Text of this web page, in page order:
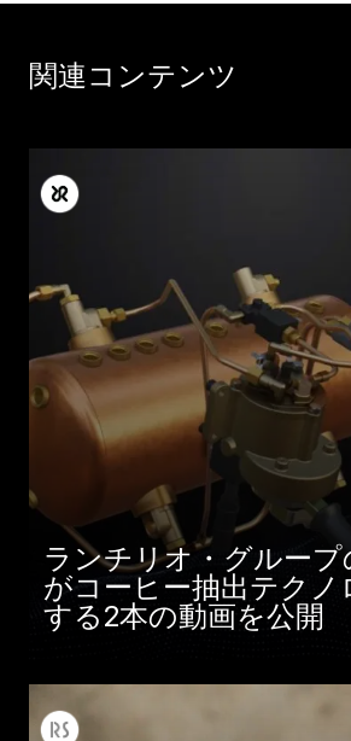
関連コンテンツ
ランチリオ・グループ
がコーヒー抽出テクノ
する2本の動画を公開